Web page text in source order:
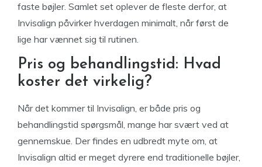
faste bøjler. Samlet set oplever de fleste derfor, at
Invisalign påvirker hverdagen minimalt, når først de
lige har vænnet sig til rutinen.
Pris og behandlingstid: Hvad
koster det virkelig?
Når det kommer til Invisalign, er både pris og
behandlingstid spørgsmål, mange har svært ved at
gennemskue. Der findes en udbredt myte om, at
Invisalign altid er meget dyrere end traditionelle bøjler,